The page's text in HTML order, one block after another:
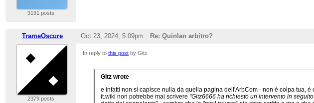
3191 posts
TrameOscure Oct 23, 2024; 5:09pm Re: Quinlan arbitro?
2379 posts
In reply tothis post by Gitz
Gitz wrote
e infatti non si capisce nulla da quella pagina dell'ArbCom - non è colpa tua,
it.wiki non potrebbe mai scrivere "Gitz6666 ha richiesto un intervento in